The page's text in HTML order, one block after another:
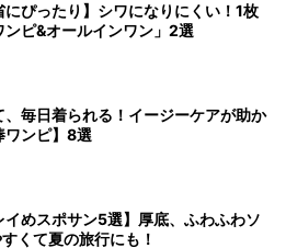
にぴったり】シワになりにくい！1枚
ンピ&オールインワン」2選
、毎日着られる！イージーケアが助か
ワンピ】8選
イめスポサン5選】厚底、ふわふわソ
くて夏の旅行にも！